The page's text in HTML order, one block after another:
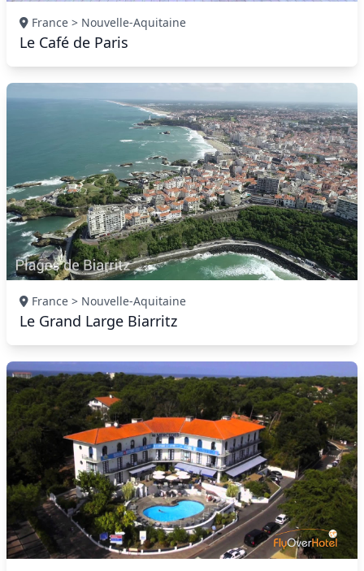
France > Nouvelle-Aquitaine
Le Café de Paris
France > Nouvelle-Aquitaine
Le Grand Large Biarritz